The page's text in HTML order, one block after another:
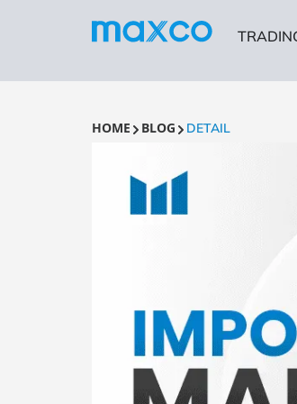
HOME BLOG DETAIL